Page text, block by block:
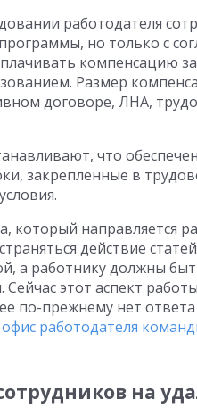
работодателя
но только с
компенсацию
Размер
договоре, ЛНА,
что
закрепленные в
который направляется
действие
а работнику должны
этот аспект
по-прежнему нет
работодателя
на